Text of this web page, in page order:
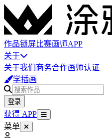
作品锁屏比赛画师APP
关于
关于我们 商务合作画师认证
学插画
登录
获得 APP
菜单